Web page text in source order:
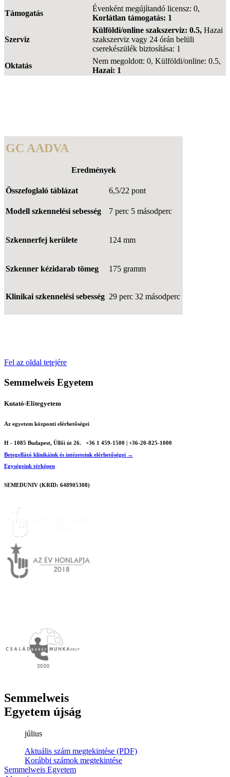
Támogatás
Évenként megújítandó licensz: 0,
Korlátlan támogatás: 1
Szerviz
Külföldi/online szakszerviz: 0.5, Hazai
szakszerviz vagy 24 órán belüli
cserekészülék biztosítása: 1
Oktatás
Nem megoldott: 0, Külföldi/online: 0.5,
Hazai: 1
GC AADVA
Eredmények
Összefoglaló táblázat 6,5/22 pont
Modell szkennelési sebesség 7 perc 5 másodperc
Szkennerfej kerülete 124 mm
Szkenner kézidarab tömeg 175 gramm
Klinikai szkennelési sebesség 29 perc 32 másodperc
Fel az oldal tetejére
Semmelweis Egyetem
Kutató-Elitegyetem
Az egyetem központi elérhetőségei
H - 1085 Budapest, Üllői út 26.
+36 1 459-1500 | +36-20-825-1000
Betegellátó klinikáink és intézeteink elérhetőségei →
Egységeink térképen
SEMEDUNIV (KRID: 648905308)
Semmelweis
Egyetem újság
július
Aktuális szám megtekintése (PDF)
Korábbi számok megtekintése
Semmelweis Egyetem